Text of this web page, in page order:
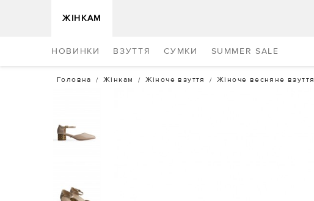
ЖІНКАМ
НОВИНКИ ВЗУТТЯ СУМКИ SUMMER SALE
Головна Жінкам Жіноче взуття Жіноче весняне взуття